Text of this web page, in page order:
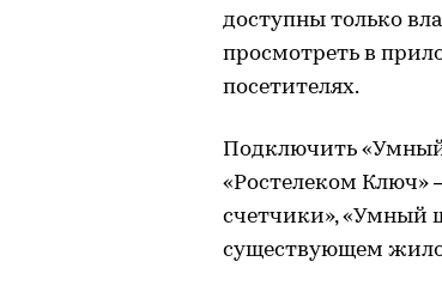
доступны только
просмотреть в
посетителях.
Подключить
«Ростелеком Ключ»
счетчики», «Умный
существующем